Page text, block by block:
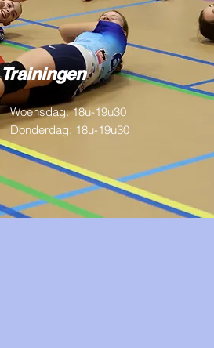
Trainingen
Woensdag: 18u-19u30
Donderdag: 18u-19u30